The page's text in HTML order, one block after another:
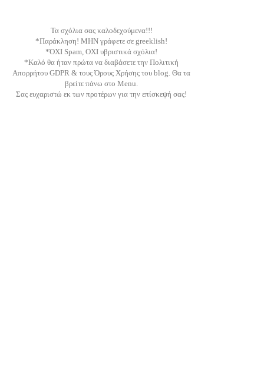
Τα σχόλια σας καλοδεχούμενα!!!
*Παράκληση! ΜΗΝ γράφετε σε greeklish!
*ΌΧΙ Spam, ΟΧΙ υβριστικά σχόλια!
*Καλό θα ήταν πρώτα να διαβάσετε την Πολιτική
Απορρήτου GDPR & τους Όρους Χρήσης του blog. Θα τα
βρείτε πάνω στο Menu.
Σας ευχαριστώ εκ των προτέρων για την επίσκεψή σας!